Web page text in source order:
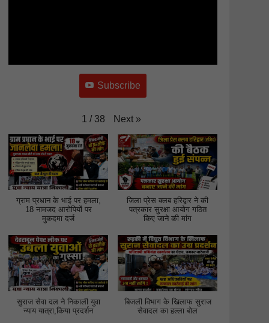
Subscribe
1 / 38 Next »
ग्राम प्रधान के भाई पर हमला,
18 नामजद आरोपियों पर
मुकदमा दर्ज
जिला प्रेस क्लब हरिद्वार ने की
पत्रकार सुरक्षा आयोग गठित
किए जाने की मांग
सुराज सेवा दल ने निकाली युवा
न्याय यात्रा,किया प्रदर्शन
बिजली विभाग के खिलाफ सुराज
सेवादल का हल्ला बोल